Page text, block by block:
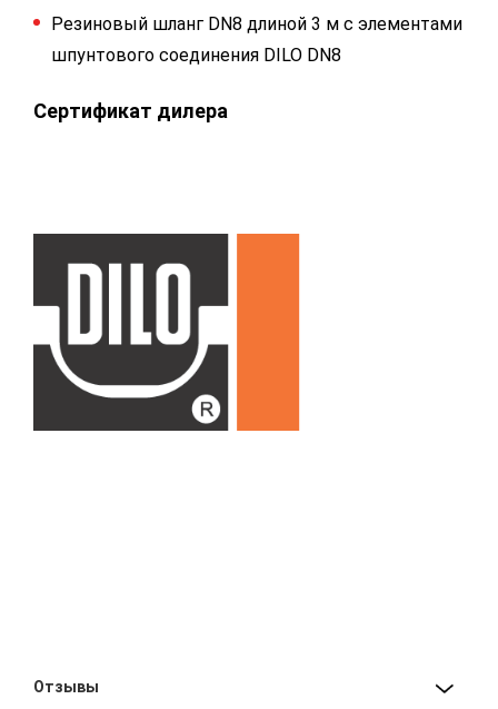
Резиновый шланг DN8 длиной 3 м с элементами
шпунтового соединения DILO DN8
Сертификат дилера
Отзывы